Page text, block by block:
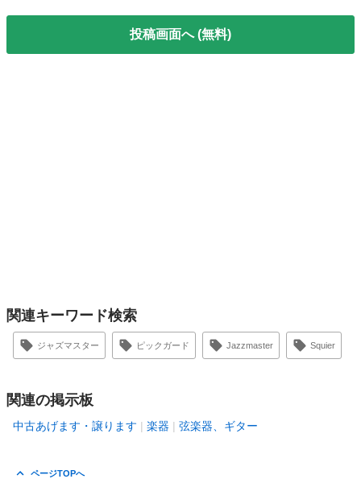
投稿画面へ (無料)
関連キーワード検索
ジャズマスター ピックガード Jazzmaster Squier
関連の掲示板
中古あげます・譲ります 楽器 弦楽器、ギター
ページTOPへ